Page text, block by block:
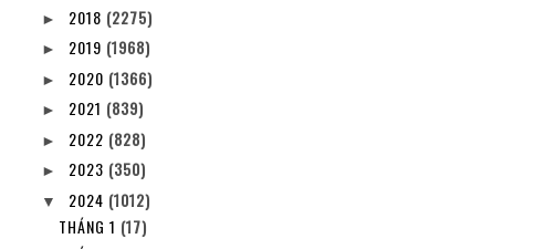
► 2018 (2275)
► 2019 (1968)
► 2020 (1366)
► 2021 (839)
► 2022 (828)
► 2023 (350)
▼ 2024 (1012)
THÁNG 1 (17)